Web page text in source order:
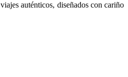
auténticos, diseñados con cariño